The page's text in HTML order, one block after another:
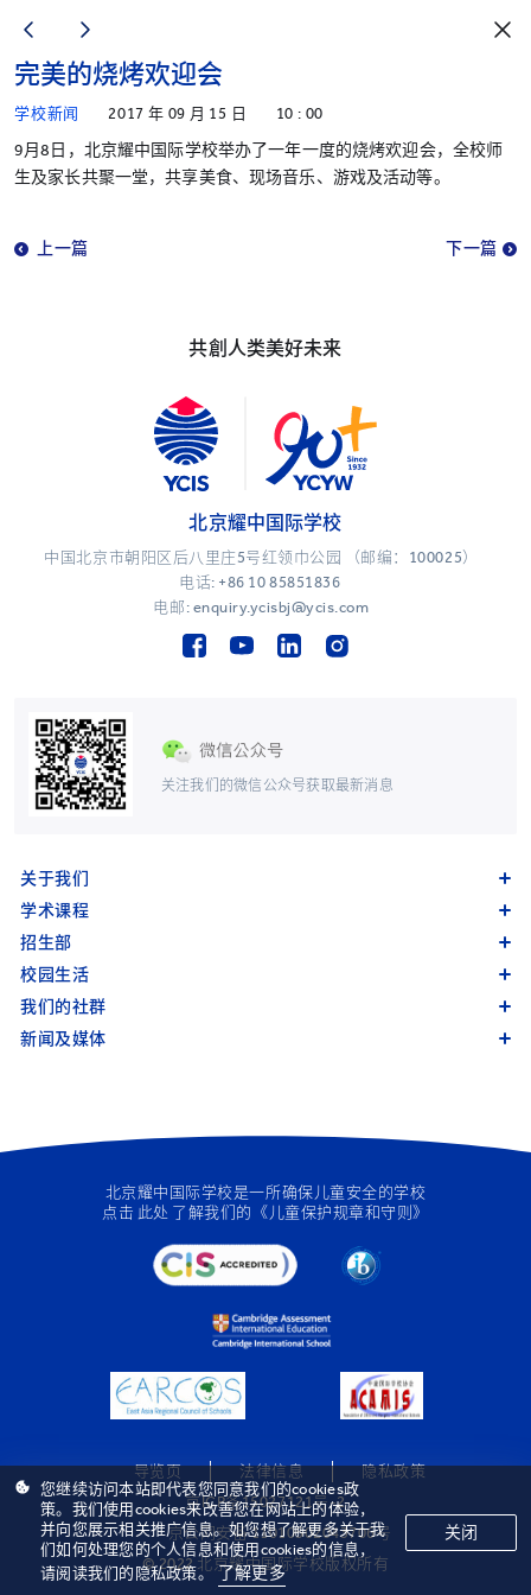
完美的烧烤欢迎会
学校新闻 2017 年 09 月 15 日 10 : 00
9月8日，北京耀中国际学校举办了一年一度的烧烤欢迎会，全校师
生及家长共聚一堂，共享美食、现场音乐、游戏及活动等。
上一篇 下一篇
共創人类美好未来
关注我们的微信公众号获取最新消息
北京耀中国际学校
中国北京市朝阳区后八里庄5号红领巾公园 （邮编：100025）
电话: +86 10 85851836
电邮: enquiry.ycisbj@ycis.com
关于我们
学术课程
招生部
校园生活
我们的社群
新闻及媒体
北京耀中国际学校是一所确保儿童安全的学校
点击 此处 了解我们的《儿童保护规章和守则》
导览页 法律信息
隐私政策
京ICP备15027121号-2
京公网安备 11010502043706号
© 2022 北京耀中国际学校版权所有
您继续访问本站即代表您同意我们的cookies政
策。我们使用cookies来改善您在网站上的体验，
并向您展示相关推广信息。如您想了解更多关于我
们如何处理您的个人信息和使用cookies的信息，
请阅读我们的隐私政策。了解更多
关闭